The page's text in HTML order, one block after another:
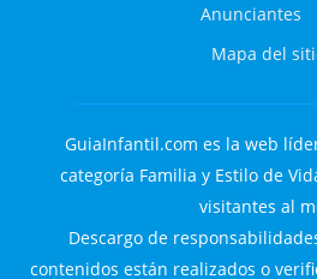
Anunciantes
Mapa del
GuiaInfantil.com es la web
categoría Familia y Estilo de
visitantes al
Descargo de
contenidos están realizados o